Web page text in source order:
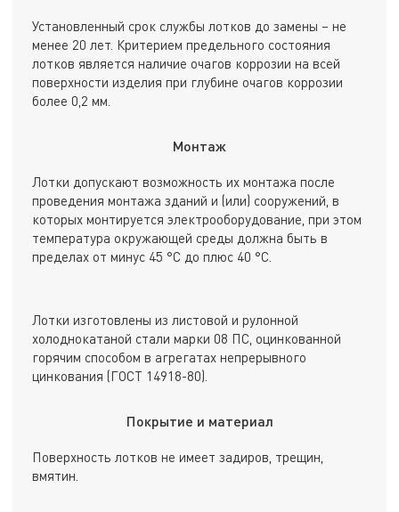
Установленный срок службы лотков до замены – не
менее 20 лет. Критерием предельного состояния
лотков является наличие очагов коррозии на всей
поверхности изделия при глубине очагов коррозии
более 0,2 мм.
Монтаж
Лотки допускают возможность их монтажа после
проведения монтажа зданий и (или) сооружений, в
которых монтируется электрооборудование, при этом
температура окружающей среды должна быть в
пределах от минус 45 °С до плюс 40 °С.
Лотки изготовлены из листовой и рулонной
холоднокатаной стали марки 08 ПС, оцинкованной
горячим способом в агрегатах непрерывного
цинкования (ГОСТ 14918-80).
Покрытие и материал
Поверхность лотков не имеет задиров, трещин,
вмятин.